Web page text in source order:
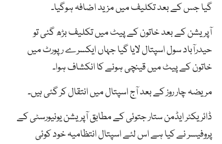
گیا جس کے بعد تکلیف میں مزید اضافہ ہوگیا۔
آپریشن کے بعد خاتون کے پیٹ میں تکلیف بڑھ گئی تو
حیدرآباد سول اسپتال لایا گیا جہاں ایکسرے رپورٹ میں
خاتون کے پیٹ میں قینچی ہونے کا انکشاف ہوا۔
مریضہ چار روز کے بعد آج اسپتال میں انتقال کر گئی ہیں۔
ڈائریکٹر ایڈمن ستار جتوئی کے مطابق آپریشن یونیورسٹی کے
پروفیسر نے کیا ہے اس لئے اسپتال انتظامیہ خود کوئی